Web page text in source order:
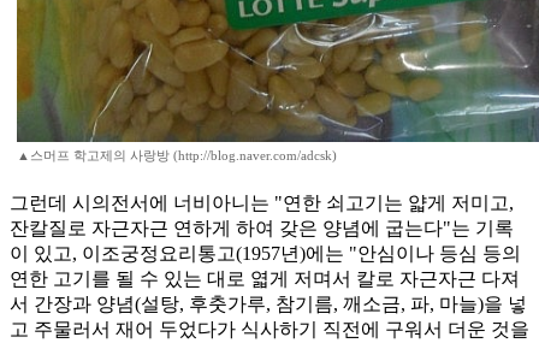
▲스머프 학고제의 사랑방 (http://blog.naver.com/adcsk)
그런데 시의전서에 너비아니는 "연한 쇠고기는 얇게 저미고,
잔칼질로 자근자근 연하게 하여 갖은 양념에 굽는다"는 기록
이 있고, 이조궁정요리통고(1957년)에는 "안심이나 등심 등의
연한 고기를 될 수 있는 대로 엷게 저며서 칼로 자근자근 다져
서 간장과 양념(설탕, 후춧가루, 참기름, 깨소금, 파, 마늘)을 넣
고 주물러서 재어 두었다가 식사하기 직전에 구워서 더운 것을